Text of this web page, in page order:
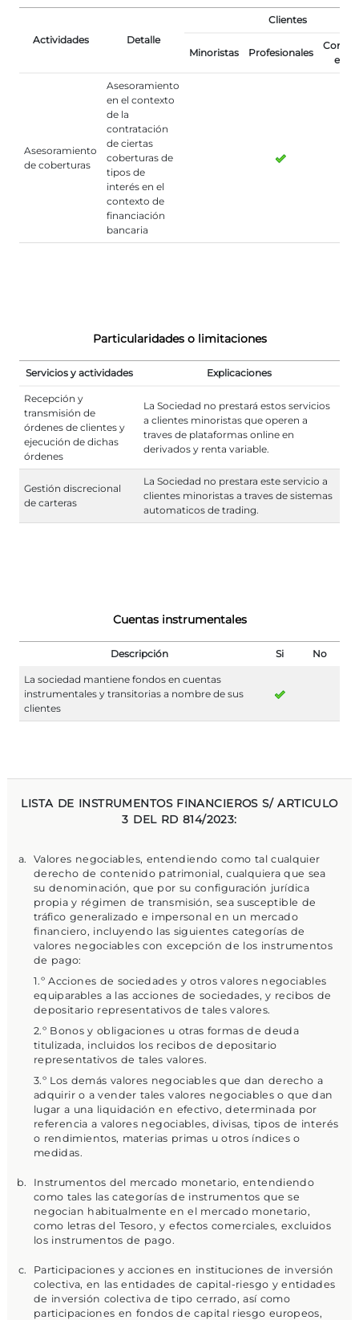
Actividades Detalle
Clientes
Minoristas Profesionales
Asesoramiento
de coberturas
Asesoramiento
en el contexto
de la
contratación
de ciertas
coberturas de
tipos de
interés en el
contexto de
financiación
bancaria
Particularidades o limitaciones
Servicios y actividades Explicaciones
Recepción y
transmisión de
órdenes de clientes y
ejecución de dichas
órdenes
La Sociedad no prestará estos servicios
a clientes minoristas que operen a
traves de plataformas online en
derivados y renta variable.
Gestión discrecional
de carteras
La Sociedad no prestara este servicio a
clientes minoristas a traves de sistemas
automaticos de trading.
Cuentas instrumentales
Descripción Si No
La sociedad mantiene fondos en cuentas
instrumentales y transitorias a nombre de sus
clientes
LISTA DE INSTRUMENTOS FINANCIEROS S/ ARTICULO
3 DEL RD 814/2023:
Valores negociables, entendiendo como tal cualquier
derecho de contenido patrimonial, cualquiera que sea
su denominación, que por su configuración jurídica
propia y régimen de transmisión, sea susceptible de
tráfico generalizado e impersonal en un mercado
financiero, incluyendo las siguientes categorías de
valores negociables con excepción de los instrumentos
de pago:
1.º Acciones de sociedades y otros valores negociables
equiparables a las acciones de sociedades, y recibos de
depositario representativos de tales valores.
2.º Bonos y obligaciones u otras formas de deuda
titulizada, incluidos los recibos de depositario
representativos de tales valores.
3.º Los demás valores negociables que dan derecho a
adquirir o a vender tales valores negociables o que dan
lugar a una liquidación en efectivo, determinada por
referencia a valores negociables, divisas, tipos de interés
o rendimientos, materias primas u otros índices o
medidas.
Instrumentos del mercado monetario, entendiendo
como tales las categorías de instrumentos que se
negocian habitualmente en el mercado monetario,
como letras del Tesoro, y efectos comerciales, excluidos
los instrumentos de pago.
Participaciones y acciones en instituciones de inversión
colectiva, en las entidades de capital-riesgo y entidades
de inversión colectiva de tipo cerrado, así como
participaciones en fondos de capital riesgo europeos,